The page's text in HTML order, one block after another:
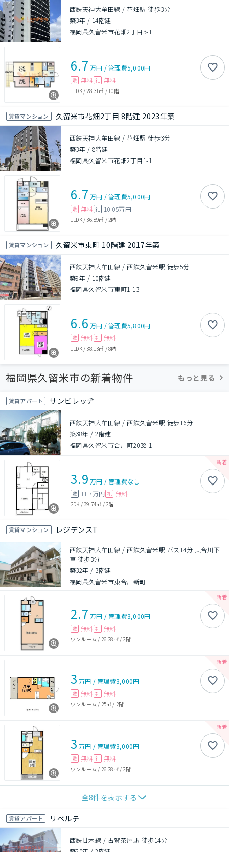
西鉄天神大牟田線 / 花畑駅 徒歩3分
築3年 / 14階建
福岡県久留米市花畑2丁目3-1
6.7 万円 /管理費5,000円
敷 無料 礼 無料
1LDK/ 28.31㎡ / 10階
賃貸マンション 久留米市花畑2丁目 8階建 2023年築
西鉄天神大牟田線 / 花畑駅 徒歩3分
築3年 / 8階建
福岡県久留米市花畑2丁目1-1
6.7 万円 /管理費5,000円
敷 無料 礼 10.05万円
1LDK/36.89㎡ / 2階
賃貸マンション 久留米市東町 10階建 2017年築
西鉄天神大牟田線 / 西鉄久留米駅 徒歩5分
築9年 / 10階建
福岡県久留米市東町1-13
6.6 万円 /管理費5,800円
敷 無料 礼 無料
1LDK/38.13㎡ /8階
福岡県久留米市の新着物件 もっと見る
賃貸アパート サンビレッヂ
西鉄天神大牟田線 / 西鉄久留米駅 徒歩16分
築38年 /2階建
福岡県久留米市合川町2038-1
3.9 万円 /管理費なし
敷 11.7万円 礼 無料
2DK /39.74㎡ / 2階
賃貸マンション レジデンスT
西鉄天神大牟田線 / 西鉄久留米駅 バス14分 東合川下
車 徒歩3分
築32年 / 3階建
福岡県久留米市東合川新町
2.7 万円 /管理費3,000円
敷 無料 礼 無料
ワンルーム / 26.28㎡/ 2階
3 万円 /管理費3,000円
敷 無料 礼 無料
ワンルーム / 25㎡ / 2階
3 万円 /管理費3,000円
敷 無料 礼 無料
ワンルーム / 26.28㎡/ 2階
全8件を表示する
賃貸アパート リベルテ
西鉄甘木線 / 古賀茶屋駅 徒歩14分